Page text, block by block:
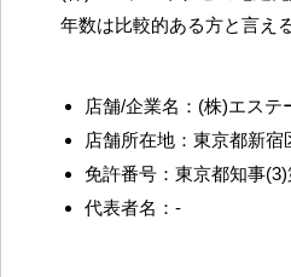
年数は比較的ある方と言え
店舗/企業名：(株)エステ
店舗所在地：東京都新
免許番号：東京都知事
代表者名：-